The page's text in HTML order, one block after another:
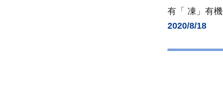
有「 凍」有
2020/8/18